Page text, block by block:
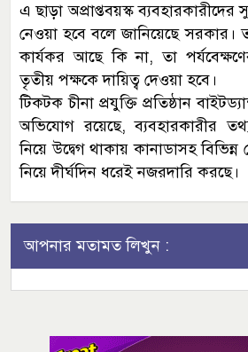
এ ছাড়া অপ্রাপ্তবয়স্ক ব্যবহারকারীদের
নেওয়া হবে বলে জানিয়েছে সরকার।
কার্যকর আছে কি না, তা
তৃতীয় পক্ষকে দায়িত্ব দেওয়া হবে।
টিকটক চীনা প্রযুক্তি প্রতিষ্ঠান
অভিযোগ রয়েছে, ব্যবহারকারীর
নিয়ে উদ্বেগ থাকায় কানাডাসহ বিভিন্ন
নিয়ে দীর্ঘদিন ধরেই নজরদারি করছে।
আপনার মতামত লিখুন :